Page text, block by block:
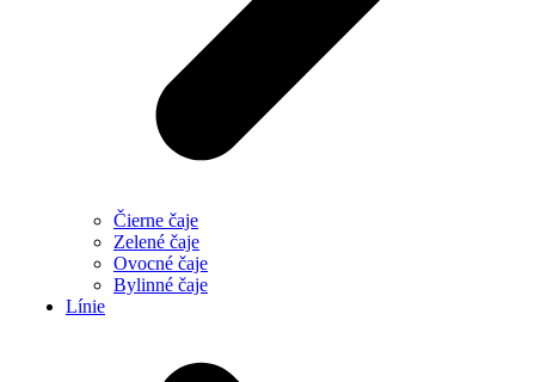
Čierne čaje
Zelené čaje
Ovocné čaje
Bylinné čaje
Línie